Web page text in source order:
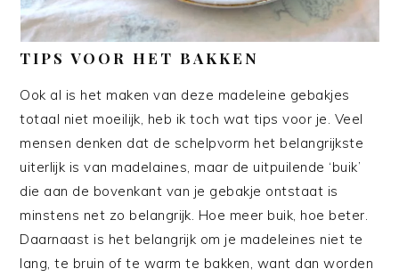
TIPS VOOR HET BAKKEN
Ook al is het maken van deze madeleine gebakjes
totaal niet moeilijk, heb ik toch wat tips voor je. Veel
mensen denken dat de schelpvorm het belangrijkste
uiterlijk is van madelaines, maar de uitpuilende ‘buik’
die aan de bovenkant van je gebakje ontstaat is
minstens net zo belangrijk. Hoe meer buik, hoe beter.
Daarnaast is het belangrijk om je madeleines niet te
lang, te bruin of te warm te bakken, want dan worden